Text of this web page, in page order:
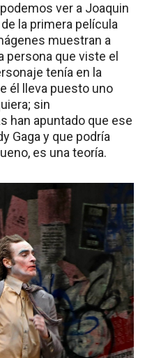
podemos ver a Joaquin
la primera película
muestran a
persona que viste el
tenía en la
él lleva puesto uno
sin
han apuntado que ese
Gaga y que podría
es una teoría.